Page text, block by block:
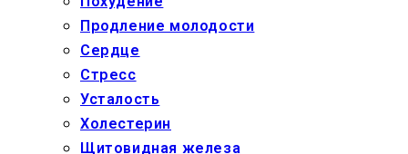
Продление молодости
Сердце
Стресс
Усталость
Холестерин
Щитовидная железа